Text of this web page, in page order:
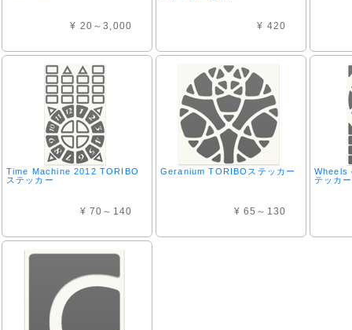
¥ 20～3,000 ¥ 420
Time Machine 2012 TORIBO
ステッカー
¥ 70～140
Geranium TORIBOステッカー
¥ 65～130
Wheels
テッカー